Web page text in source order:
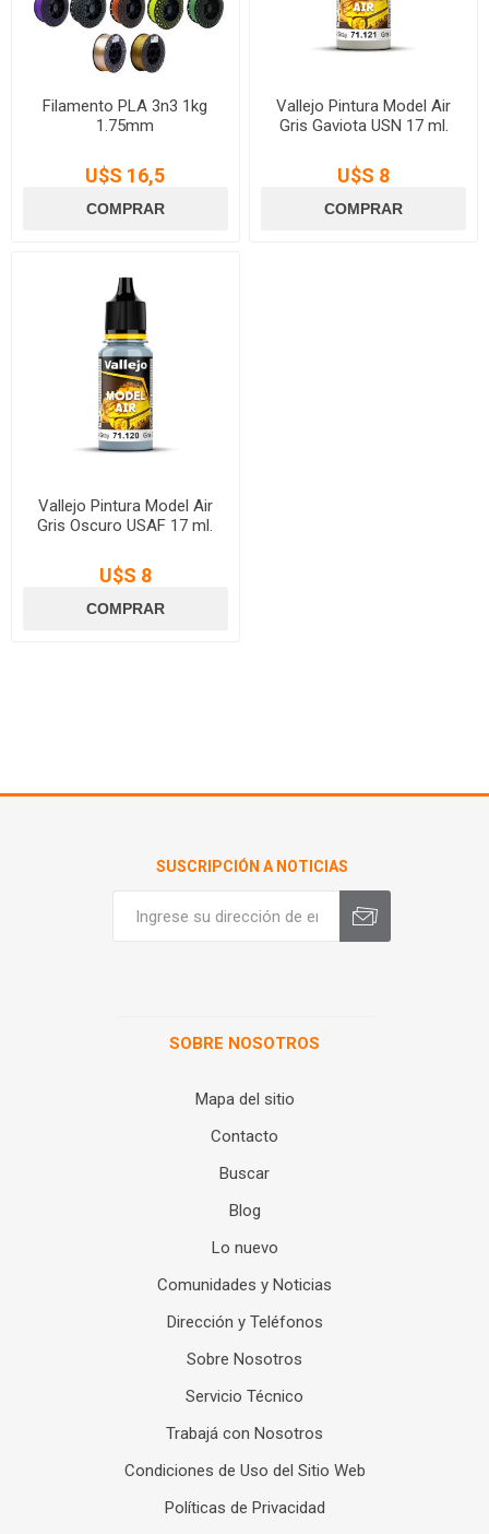
Filamento PLA 3n3 1kg
1.75mm
U$S 16,5
Vallejo Pintura Model Air
Gris Gaviota USN 17 ml.
U$S 8
Vallejo Pintura Model Air
Gris Oscuro USAF 17 ml.
U$S 8
SUSCRIPCIÓN A NOTICIAS
SOBRE NOSOTROS
Mapa del sitio
Contacto
Buscar
Blog
Lo nuevo
Comunidades y Noticias
Dirección y Teléfonos
Sobre Nosotros
Servicio Técnico
Trabajá con Nosotros
Condiciones de Uso del Sitio Web
Políticas de Privacidad